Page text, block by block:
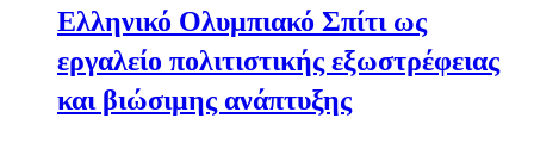
Ελληνικό Ολυμπιακό Σπίτι ως
εργαλείο πολιτιστικής εξωστρέφειας
και βιώσιμης ανάπτυξης